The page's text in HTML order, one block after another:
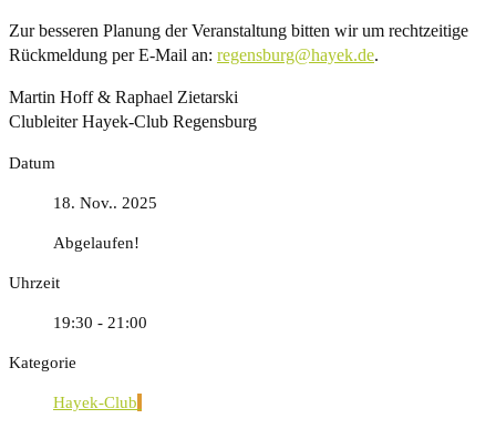
Zur besseren Planung der Veranstaltung bitten wir um rechtzeitige
Rückmeldung per E-Mail an: regensburg@hayek.de.
Martin Hoff & Raphael Zietarski
Clubleiter Hayek-Club Regensburg
Datum
18. Nov.. 2025
Abgelaufen!
Uhrzeit
19:30 - 21:00
Kategorie
Hayek-Club